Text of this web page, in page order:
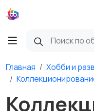
Главная
Хобби и